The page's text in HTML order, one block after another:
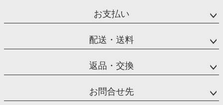
お支払い
配送・送料
返品・交換
お問合せ先